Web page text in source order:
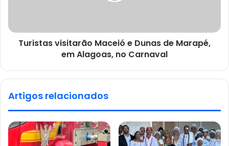
Turistas visitarão Maceió e Dunas de Marapé,
em Alagoas, no Carnaval
Artigos relacionados